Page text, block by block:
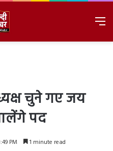
चुने गए जय
पद
PM 1 minute read